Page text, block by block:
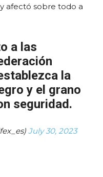
afectó sobre todo a
a las
la
y el grano
seguridad.
July 30, 2023